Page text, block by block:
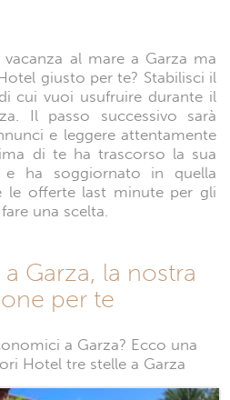
al mare a Garza ma
giusto per te? Stabilisci il
cui vuoi usufruire durante il
Il passo successivo sarà
e leggere attentamente
di te ha trascorso la sua
ha soggiornato in quella
le offerte last minute per gli
una scelta.
Garza, la nostra
per te
a Garza? Ecco una
Hotel tre stelle a Garza